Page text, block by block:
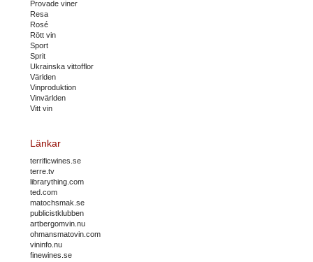
Provade viner
Resa
Rosé
Rött vin
Sport
Sprit
Ukrainska vittofflor
Världen
Vinproduktion
Vinvärlden
Vitt vin
Länkar
terrificwines.se
terre.tv
librarything.com
ted.com
matochsmak.se
publicistklubben
artbergomvin.nu
ohmansmatovin.com
vininfo.nu
finewines.se